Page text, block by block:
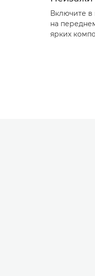
Включите в
на
ярких